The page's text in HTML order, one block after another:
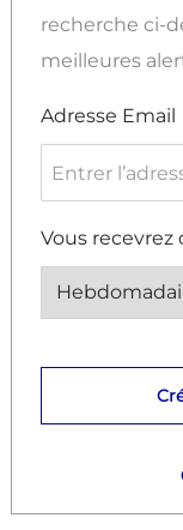
recherche ci-
meilleures
Adresse Email
Vous recevrez